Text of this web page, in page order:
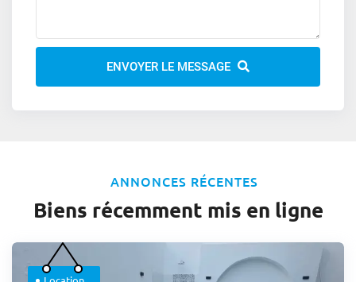
ENVOYER LE MESSAGE
ANNONCES RÉCENTES
Biens récemment mis en ligne